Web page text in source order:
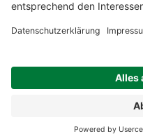
Noch sind keine